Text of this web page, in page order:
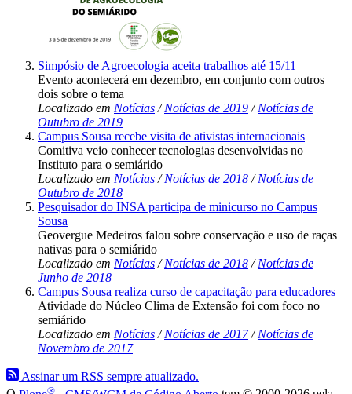
Simpósio de Agroecologia aceita trabalhos até 15/11
Evento acontecerá em dezembro, em conjunto com outros
dois sobre o tema
Localizado em Notícias /Notícias de 2019 /Notícias de
Outubro de 2019
Campus Sousa recebe visita de ativistas internacionais
Comitiva veio conhecer tecnologias desenvolvidas no
Instituto para o semiárido
Localizado em Notícias /Notícias de 2018 /Notícias de
Outubro de 2018
Pesquisador do INSA participa de minicurso no Campus
Sousa
Geovergue Medeiros falou sobre conservação e uso de raças
nativas para o semiárido
Localizado em Notícias /Notícias de 2018 /Notícias de
Junho de 2018
Campus Sousa realiza curso de capacitação para educadores
Atividade do Núcleo Clima de Extensão foi com foco no
semiárido
Localizado em Notícias /Notícias de 2017 /Notícias de
Novembro de 2017
Assinar um RSS sempre atualizado.
®